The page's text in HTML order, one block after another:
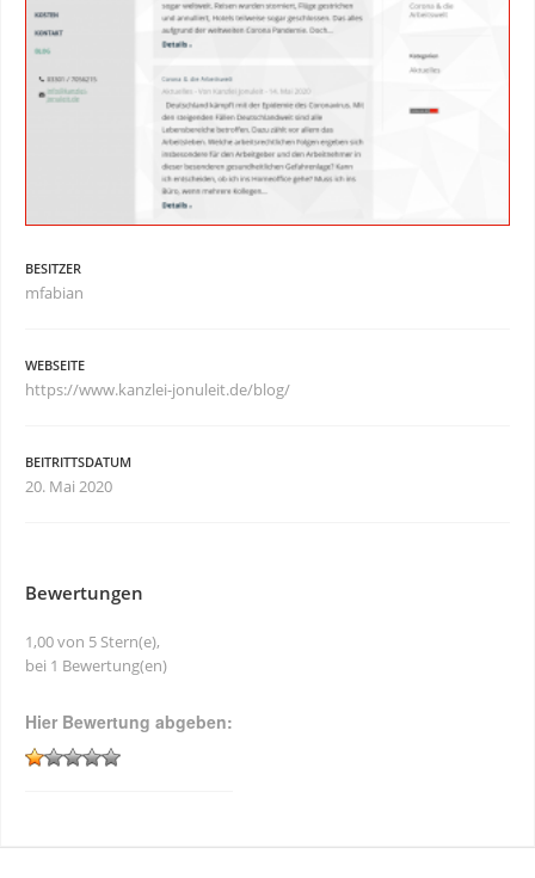
BESITZER
mfabian
WEBSEITE
https://www.kanzlei-jonuleit.de/blog/
BEITRITTSDATUM
20. Mai 2020
Bewertungen
1,00 von 5 Stern(e),
bei 1 Bewertung(en)
Hier Bewertung abgeben: